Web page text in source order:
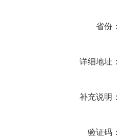
省份
详细地址
补充说明
验证码